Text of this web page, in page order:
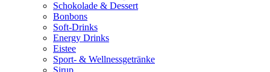
Schokolade & Dessert
Bonbons
Soft-Drinks
Energy Drinks
Eistee
Sport- & Wellnessgetränke
Sirup